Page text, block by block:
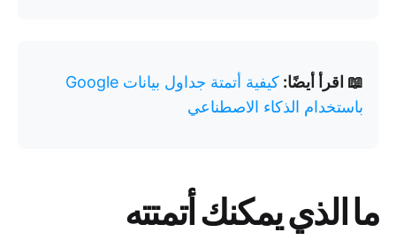
📖 اقرأ أيضًا:
كيفية أتمتة جداول بيانات Google
باستخدام الذكاء الاصطناعي
ما الذي يمكنك أتمتته